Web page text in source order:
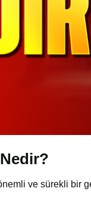
ve sürekli bir